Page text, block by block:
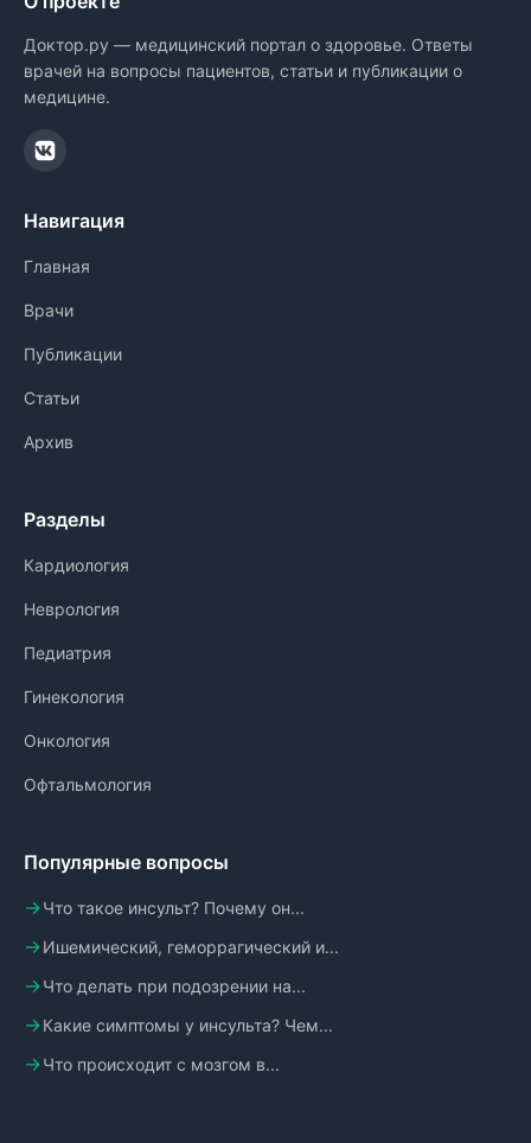
Доктор.ру — медицинский портал о здоровье. Ответы
врачей на вопросы пациентов, статьи и публикации о
медицине.
Навигация
Главная
Врачи
Публикации
Статьи
Архив
Разделы
Кардиология
Неврология
Педиатрия
Гинекология
Онкология
Офтальмология
Популярные вопросы
Что такое инсульт? Почему он...
Ишемический, геморрагический и...
Что делать при подозрении на...
Какие симптомы у инсульта? Чем...
Что происходит с мозгом в...